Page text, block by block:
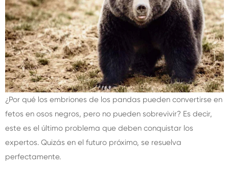
¿Por qué los embriones de los pandas pueden convertirse en
fetos en osos negros, pero no pueden sobrevivir? Es decir,
este es el último problema que deben conquistar los
expertos. Quizás en el futuro próximo, se resuelva
perfectamente.